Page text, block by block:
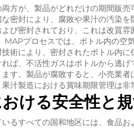
方が、製品がどれだけの期間販
密封により、腐敗や果汁の汚染
よび密封されており、これは改
MAPプロセスでは、ボトル内の空
術により、密封されたボトル内
ば、不活性ガスはボトルから逃
す。製品が腐敗すると、小売業
汁製造における賞味期限管理は非
ける安全性と
るすべての国和地区には、食品